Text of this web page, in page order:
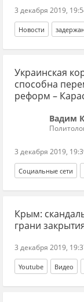
3 декабря 2019,
Новости
Украинская
способна
реформ –
Вадим
3 декабря 2019,
Социальные сети
коррупция
Крым:
грани
3 декабря 2019,
Youtube Видео